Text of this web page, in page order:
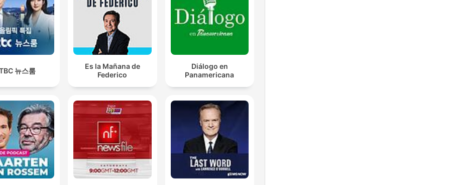
뉴스룸
Es la Mañana de
Federico
Diálogo en
Panamericana